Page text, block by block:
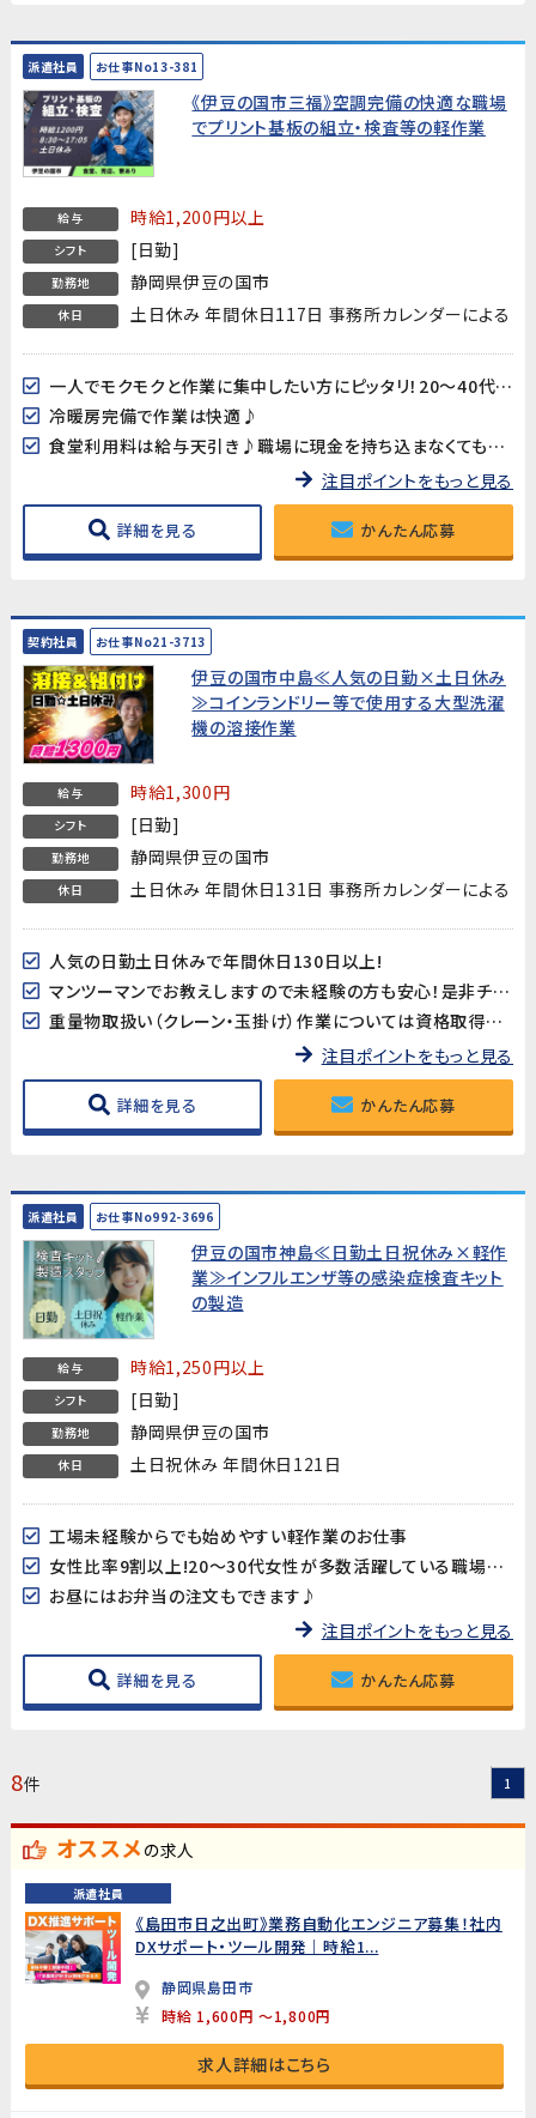
派遣社員 お仕事No13-381
《伊豆の国市三福》空調完備の快適な職場
でプリント基板の組立・検査等の軽作業
給与 時給1,200円以上
シフト [日勤]
勤務地 静岡県伊豆の国市
休日 土日休み 年間休日117日 事務所カレンダーによる
一人でモクモクと作業に集中したい方にピッタリ！20～40代男女多数活躍中!!
冷暖房完備で作業は快適♪
食堂利用料は給与天引き♪職場に現金を持ち込まなくても大丈夫♪
注目ポイントをもっと見る
詳細を見る かんたん応募
契約社員 お仕事No21-3713
伊豆の国市中島≪人気の日勤×土日休み
≫コインランドリー等で使用する大型洗濯
機の溶接作業
給与 時給1,300円
シフト [日勤]
勤務地 静岡県伊豆の国市
休日 土日休み 年間休日131日 事務所カレンダーによる
人気の日勤土日休みで年間休日130日以上!
マンツーマンでお教えしますので未経験の方も安心！是非チャレンジしてみてください！
重量物取扱い（クレーン・玉掛け）作業については資格取得支援が有ります！
注目ポイントをもっと見る
詳細を見る かんたん応募
派遣社員 お仕事No992-3696
伊豆の国市神島≪日勤土日祝休み×軽作
業≫インフルエンザ等の感染症検査キット
の製造
給与 時給1,250円以上
シフト [日勤]
勤務地 静岡県伊豆の国市
休日 土日祝休み 年間休日121日
工場未経験からでも始めやすい軽作業のお仕事
女性比率9割以上!20～30代女性が多数活躍している職場です♪
お昼にはお弁当の注文もできます♪
注目ポイントをもっと見る
詳細を見る かんたん応募
8件 1
オススメの求人
派遣社員
《島田市日之出町》業務自動化エンジニア募集！社内
DXサポート・ツール開発｜時給1...
静岡県島田市
時給 1,600円 ～1,800円
求人詳細はこちら